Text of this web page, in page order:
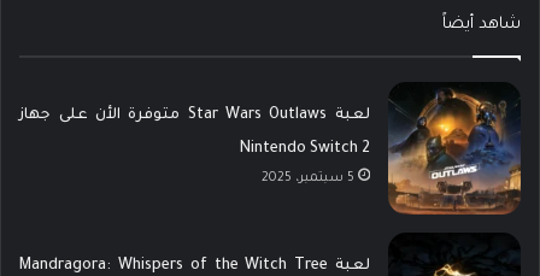
شاهد أيضاً
لعبة Star Wars Outlaws متوفرة الأن على جهاز
Nintendo Switch 2
5 سبتمبر، 2025
لعبة Mandragora: Whispers of the Witch Tree